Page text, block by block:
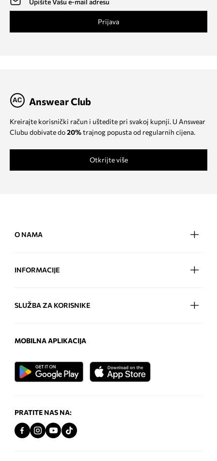
Prijava
Answear Club
Kreirajte korisnički račun i uštedite pri svakoj kupnji. U Answear
Clubu dobivate do20%trajnog popusta od regularnih cijena.
Otkrijte više
O NAMA
INFORMACIJE
SLUŽBA ZA KORISNIKE
MOBILNA APLIKACIJA
PRATITE NAS NA: